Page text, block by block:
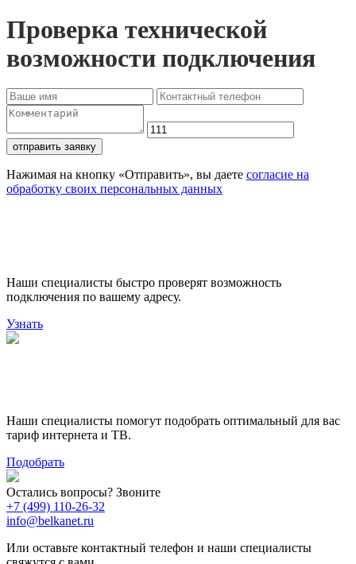
Проверка технической
возможности подключения
отправить заявку
Нажимая на кнопку «Отправить», вы даете согласие на
обработку своих персональных данных
Наши специалисты быстро проверят возможность
подключения по вашему адресу.
Узнать
Наши специалисты помогут подобрать оптимальный для вас
тариф интернета и ТВ.
Подобрать
Остались вопросы? Звоните
+7 (499) 110-26-32
info@belkanet.ru
Или оставьте контактный телефон и наши специалисты